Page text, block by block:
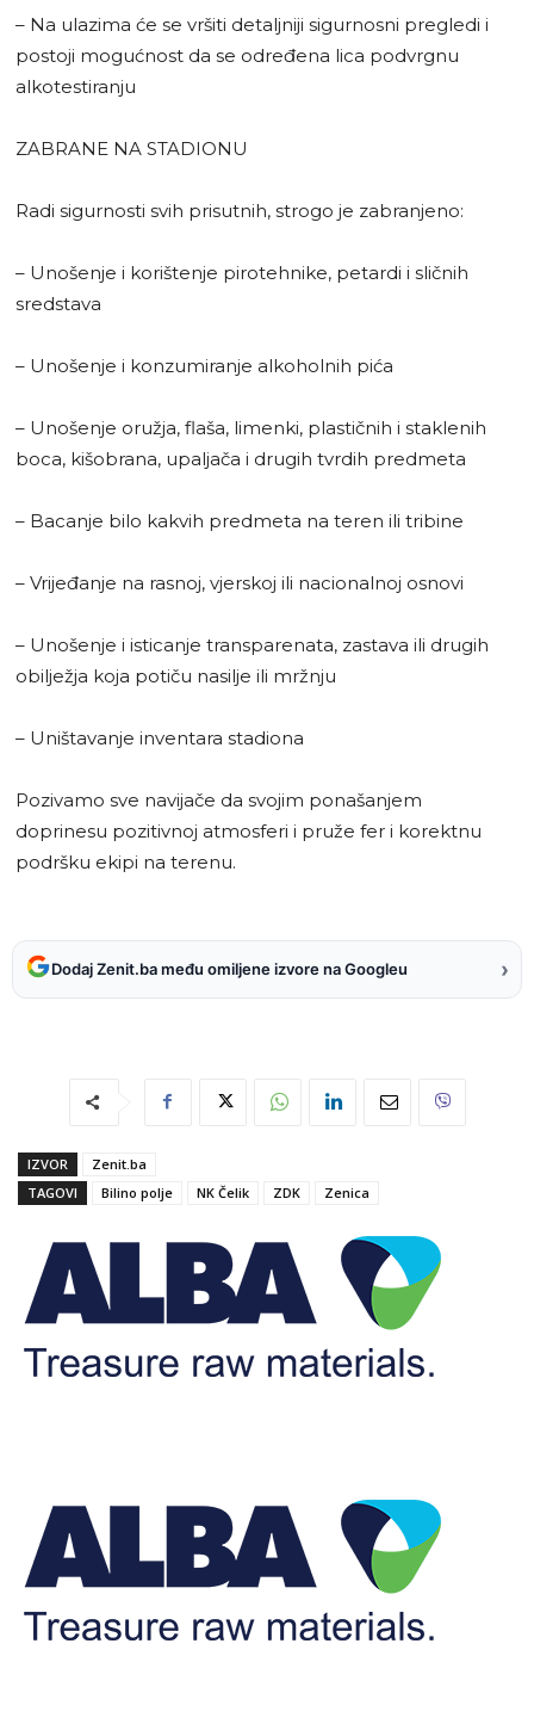
– Na ulazima će se vršiti detaljniji sigurnosni pregledi i
postoji mogućnost da se određena lica podvrgnu
alkotestiranju
ZABRANE NA STADIONU
Radi sigurnosti svih prisutnih, strogo je zabranjeno:
– Unošenje i korištenje pirotehnike, petardi i sličnih
sredstava
– Unošenje i konzumiranje alkoholnih pića
– Unošenje oružja, flaša, limenki, plastičnih i staklenih
boca, kišobrana, upaljača i drugih tvrdih predmeta
– Bacanje bilo kakvih predmeta na teren ili tribine
– Vrijeđanje na rasnoj, vjerskoj ili nacionalnoj osnovi
– Unošenje i isticanje transparenata, zastava ili drugih
obilježja koja potiču nasilje ili mržnju
– Uništavanje inventara stadiona
Pozivamo sve navijače da svojim ponašanjem
doprinesu pozitivnoj atmosferi i pruže fer i korektnu
podršku ekipi na terenu.
Dodaj Zenit.ba među omiljene izvore na Googleu ›
IZVOR
Zenit.ba
TAGOVI
Bilino polje NK Čelik ZDK Zenica